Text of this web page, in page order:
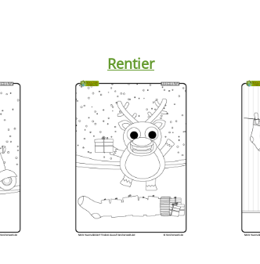
Rentier